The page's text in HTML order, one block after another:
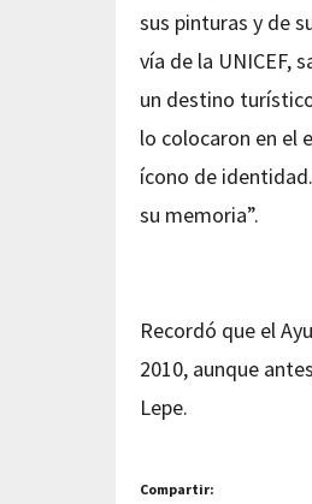
sus pinturas y de
vía de la UNICEF,
un destino
lo colocaron en el
ícono de
su memoria”.
Recordó que el
2010, aunque
Lepe.
Compartir: